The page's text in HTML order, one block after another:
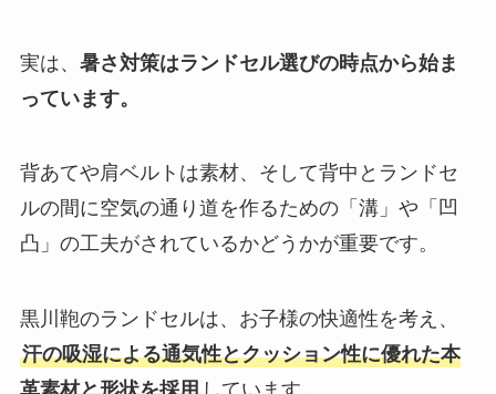
実は、 暑さ対策はランドセル選びの時点から始ま
っています。
背あてや肩ベルトは素材、そして背中とランドセ
ルの間に空気の通り道を作るための「溝」や「凹
凸」の工夫がされているかどうかが重要です。
黒川鞄のランドセルは、お子様の快適性を考え、
汗の吸湿による通気性とクッション性に優れた本